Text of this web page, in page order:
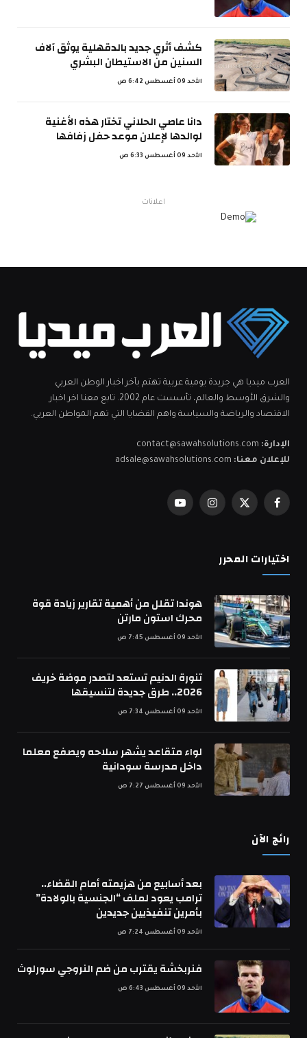
كشف أثري جديد بالدقهلية يوثق آلاف
السنين من الاستيطان البشري
الأحد 09 أغسطس 6:42 ص
دانا عاصي الحلاني تختار هذه الأغنية
لوالدها لإعلان موعد حفل زفافها
الأحد 09 أغسطس 6:33 ص
اعلانات
العرب ميديا هي جريدة يومية عربية تهتم بآخر اخبار الوطن العربي
والشرق الأوسط والعالم، تأسست عام 2002. تابع معنا اخر اخبار
الاقتصاد والرياضة والسياسة واهم القضايا التي تهم المواطن العربي.
الإدارة: contact@sawahsolutions.com
للإعلان معنا: adsale@sawahsolutions.com
فيسبوكX
الانستغراميوتيوب
اختيارات المحرر
هوندا تقلل من أهمية تقارير زيادة قوة
محرك استون مارتن
الأحد 09 أغسطس 7:45 ص
تنورة الدنيم تستعد لتصدر موضة خريف
2026.. طرق جديدة لتنسيقها
الأحد 09 أغسطس 7:34 ص
لواء متقاعد يشهر سلاحه ويصفع معلما
داخل مدرسة سودانية
الأحد 09 أغسطس 7:27 ص
رائج الآن
بعد أسابيع من هزيمته أمام القضاء..
ترامب يعود لملف “الجنسية بالولادة”
بأمرين تنفيذيين جديدين
الأحد 09 أغسطس 7:24 ص
فنربخشة يقترب من ضم النروجي سورلوث
الأحد 09 أغسطس 6:43 ص